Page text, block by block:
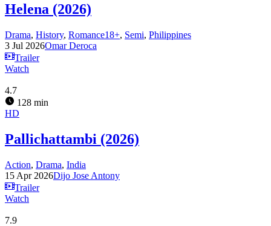
Helena (2026)
Drama, History, Romance18+, Semi, Philippines
3 Jul 2026Omar Deroca
Trailer
Watch
4.7
128 min
HD
Pallichattambi (2026)
Action, Drama, India
15 Apr 2026Dijo Jose Antony
Trailer
Watch
7.9